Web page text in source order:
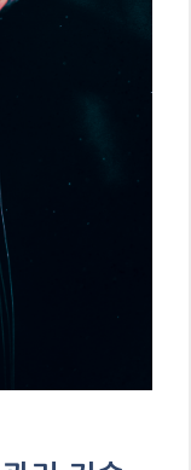
리 기술
면 만성 스트
증가합니다. 5-
끼기, 3가지
)으로 스트레
니다.
미치는